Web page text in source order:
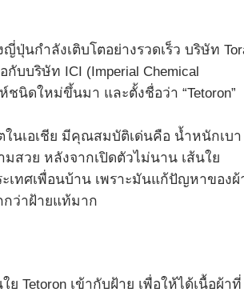
นกำลังเติบโตอย่างรวดเร็ว บริษัท
บริษัท ICI (Imperial Chemical
นิดใหม่ขึ้นมา และตั้งชื่อว่า “Tetoron”
ในเอเชีย มีคุณสมบัติเด่นคือ น้ำหนักเบา
สวย หลังจากเปิดตัวไม่นาน เส้นใย
เทศเพื่อนบ้าน เพราะมันแก้ปัญหาของผ้
กว่าฝ้ายแท้มาก
Tetoron เข้ากับฝ้าย เพื่อให้ได้เนื้อผ้าที่